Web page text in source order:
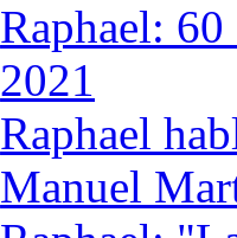
Raphael:
2021
Raphael
Manuel